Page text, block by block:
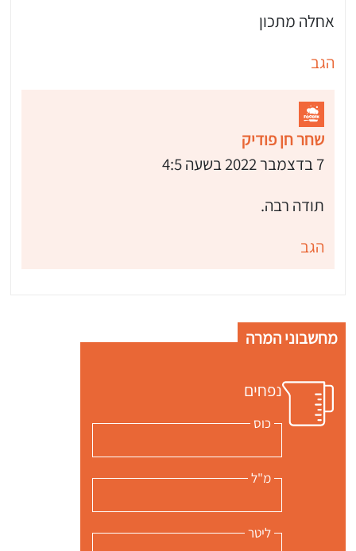
אחלה מתכון
הגב
שחר חן פודיק
7 בדצמבר 2022 בשעה 4:5
תודה רבה.
הגב
מחשבוני המרה
נפחים
כוס
מ"ל
ליטר